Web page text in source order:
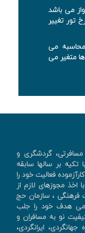
می باشد
تور تغییر
محاسبه می
متغیر می
گردشگری و
بر سالها سابقه
فعالیت خود را
با اخذ مجوزهای لازم از
فرهنگی ، سازمان حج
هدف خود را جلب
نو به مسافران و
ايرانگردی،